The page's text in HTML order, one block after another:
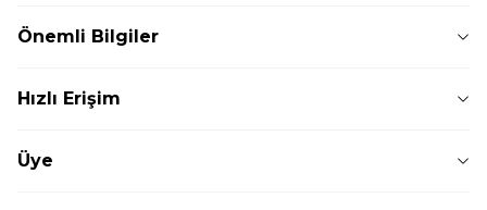
Önemli Bilgiler
Hızlı Erişim
Üye